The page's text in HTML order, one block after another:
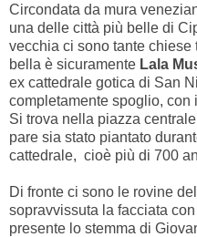
Circondata da mura
una delle città più belle di
vecchia ci sono tante chiese
bella è sicuramente Lala
ex cattedrale gotica di San
completamente spoglio, con
Si trova nella piazza
pare sia stato piantato
cattedrale, cioè più di 700
Di fronte ci sono le rovine del
sopravvissuta la facciata
presente lo stemma di